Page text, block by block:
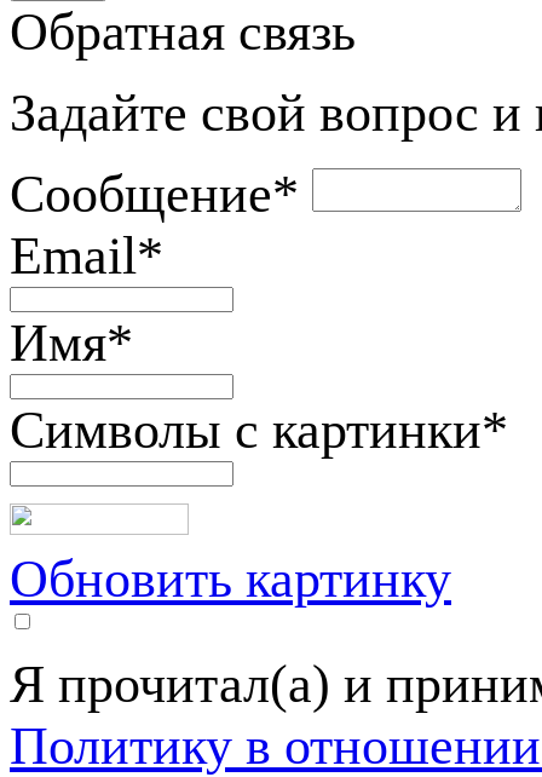
Обратная связь
Задайте свой вопрос
Сообщение*
Email*
Имя*
Символы с картинки*
Обновить картинку
Я прочитал(а) и
Политику в